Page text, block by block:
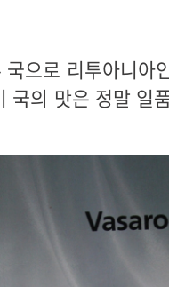
으로 리투아니아
국의 맛은 정말 일